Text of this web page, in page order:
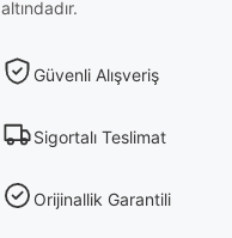
altındadır.
Güvenli Alışveriş
Sigortalı Teslimat
Orijinallik Garantili